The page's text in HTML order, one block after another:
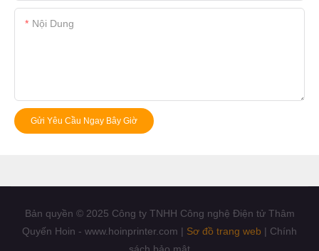
Nội Dung
Gửi Yêu Cầu Ngay Bây Giờ
Bản quyền © 2025 Công ty TNHH Công nghệ Điện tử Thâm
Quyến Hoin - www.hoinprinter.com | Sơ đồ trang web | Chính